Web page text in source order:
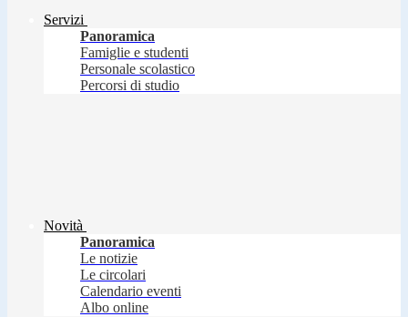
Servizi
Panoramica
Famiglie e studenti
Personale scolastico
Percorsi di studio
Novità
Panoramica
Le notizie
Le circolari
Calendario eventi
Albo online